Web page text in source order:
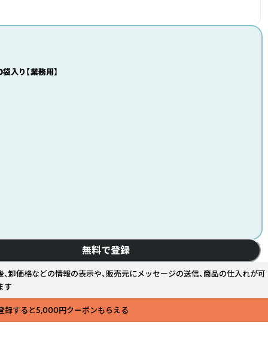
入り【業務用】
無料で登録
、卸価格などの情報の表示や、販売元にメッセージの送信、商品の仕入れが可
す
登録すると5,000円クーポンもらえる